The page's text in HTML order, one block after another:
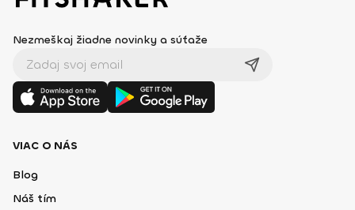
Nezmeškaj žiadne novinky a súťaže
VIAC O NÁS
Blog
Náš tím